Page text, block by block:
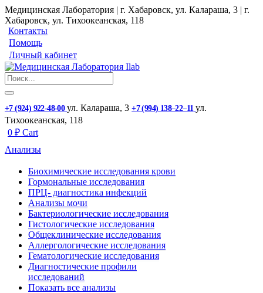
Медицинская Лаборатория | г. Хабаровск, ул. Калараша, 3 | г.
Хабаровск, ул. ​Тихоокеанская, 118
Контакты
Помощь
Личный кабинет
+7 (924) 922-48-00 ул. ​Калараша, 3 +7 (994) 138‒22‒11 ул. ​
Тихоокеанская, 118
0 ₽ Cart
Анализы
Биохимические исследования крови
Гормональные исследования
ПРЦ- диагностика инфекций
Анализы мочи
Бактериологические исследования
Гистологические исследования
Общеклинические исследования
Аллергологические исследования
Гематологические исследования
Диагностические профили
исследований
Показать все анализы